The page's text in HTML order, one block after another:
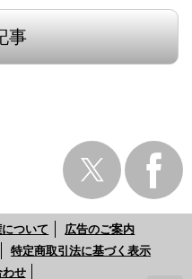
事
ついて
広告のご案内
特定商取引法に基づく表示
わせ